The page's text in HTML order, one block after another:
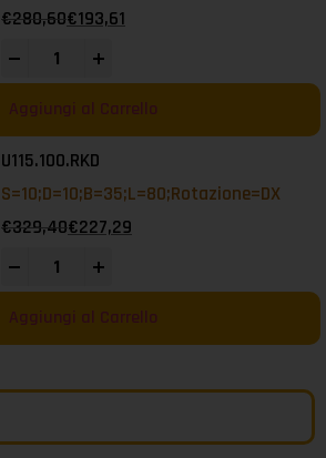
€280,60€193,61
Aggiungi al Carrello
U115.100.RKD
S=10;D=10;B=35;L=80;Rotazione=DX
€329,40€227,29
Aggiungi al Carrello